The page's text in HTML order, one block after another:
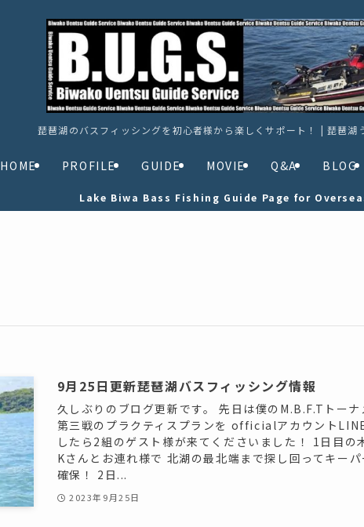
琵琶湖のバスフィッシングを初心者様から楽しくサポート！ | 琵琶湖
HOME PROFILE GUIDE MOVIE Q&A BLOG
Lake Biwa Bass Fishing Guide Page for
9月25日更新琵琶湖バスフィッシング情報
久しぶりのブログ更新です。 先日は僕のM.B.F.Tトーナ
第三戦のプラクティスプランを officialアカウント
したら2組のゲスト様が来てくださいました！ 1日目の
Kさんとお連れ様で 北湖の最北端まで探し回ってキーパ
確保！ 2日...
2023年9月25日